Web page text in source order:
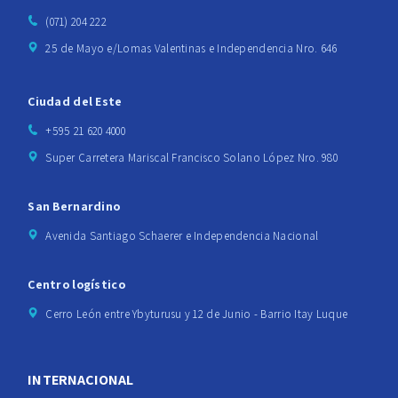
(071) 204 222
25 de Mayo e/Lomas Valentinas e Independencia Nro. 646
Ciudad del Este
+595 21 620 4000
Super Carretera Mariscal Francisco Solano López Nro. 980
San Bernardino
Avenida Santiago Schaerer e Independencia Nacional
Centro logístico
Cerro León entre Ybyturusu y 12 de Junio - Barrio Itay Luque
INTERNACIONAL